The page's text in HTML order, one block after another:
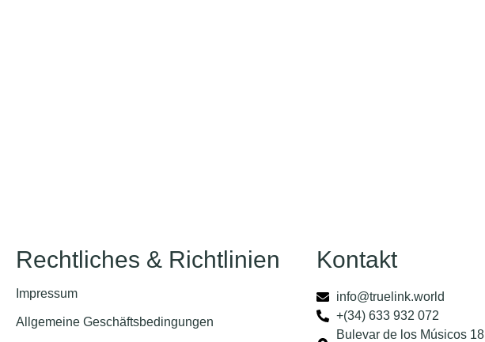
Rechtliches & Richtlinien
Impressum
Allgemeine Geschäftsbedingungen
Kontakt
info@truelink.world
+(34) 633 932 072
Bulevar de los Músicos 18